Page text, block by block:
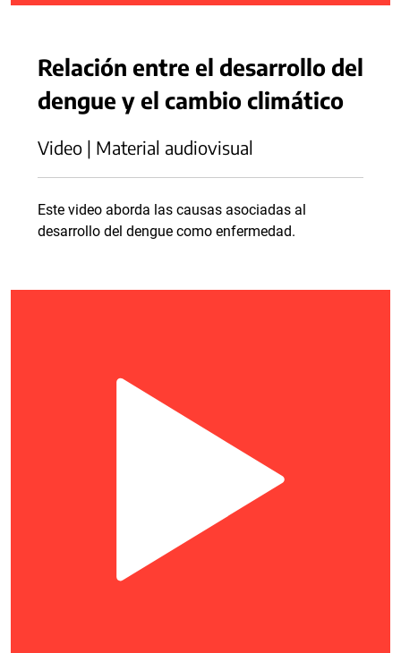
Relación entre el desarrollo del
dengue y el cambio climático
Video | Material audiovisual
Este video aborda las causas asociadas al
desarrollo del dengue como enfermedad.